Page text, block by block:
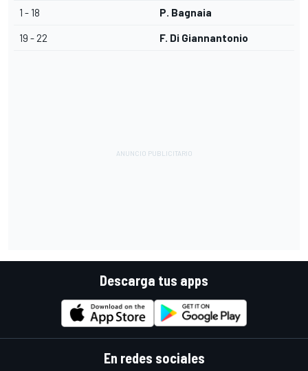
1 - 18 P. Bagnaia
19 - 22 F. Di Giannantonio
Descarga tus apps
En redes sociales